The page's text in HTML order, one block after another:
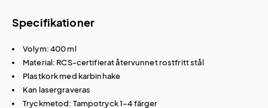
Specifikationer
Volym: 400 ml
Material: RCS-certifierat återvunnet rostfritt stål
Plastkork med karbinhake
Kan lasergraveras
Tryckmetod: Tampotryck 1–4 färger